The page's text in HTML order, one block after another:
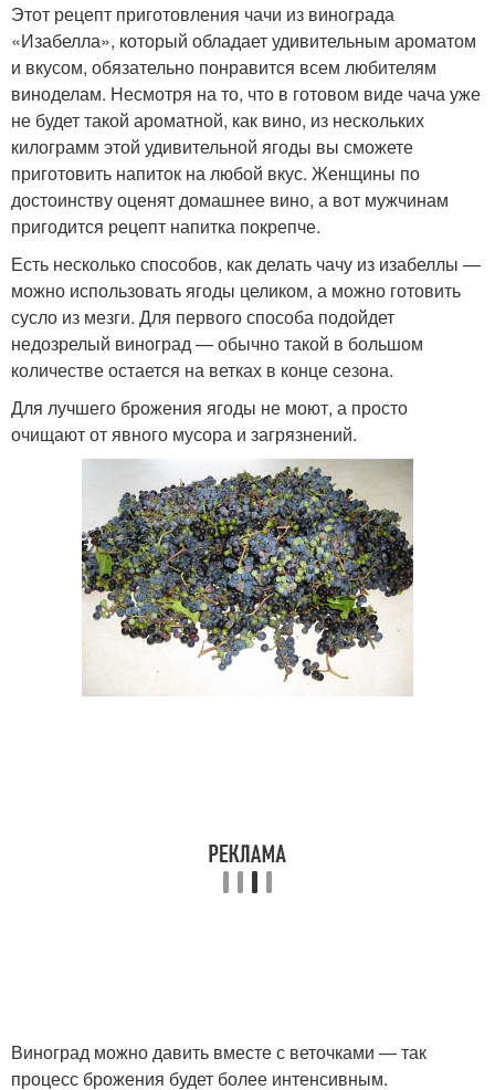
Этот рецепт приготовления чачи из винограда
«Изабелла», который обладает удивительным ароматом
и вкусом, обязательно понравится всем любителям
виноделам. Несмотря на то, что в готовом виде чача уже
не будет такой ароматной, как вино, из нескольких
килограмм этой удивительной ягоды вы сможете
приготовить напиток на любой вкус. Женщины по
достоинству оценят домашнее вино, а вот мужчинам
пригодится рецепт напитка покрепче.
Есть несколько способов, как делать чачу из изабеллы —
можно использовать ягоды целиком, а можно готовить
сусло из мезги. Для первого способа подойдет
недозрелый виноград — обычно такой в большом
количестве остается на ветках в конце сезона.
Для лучшего брожения ягоды не моют, а просто
очищают от явного мусора и загрязнений.
Виноград можно давить вместе с веточками — так
процесс брожения будет более интенсивным.